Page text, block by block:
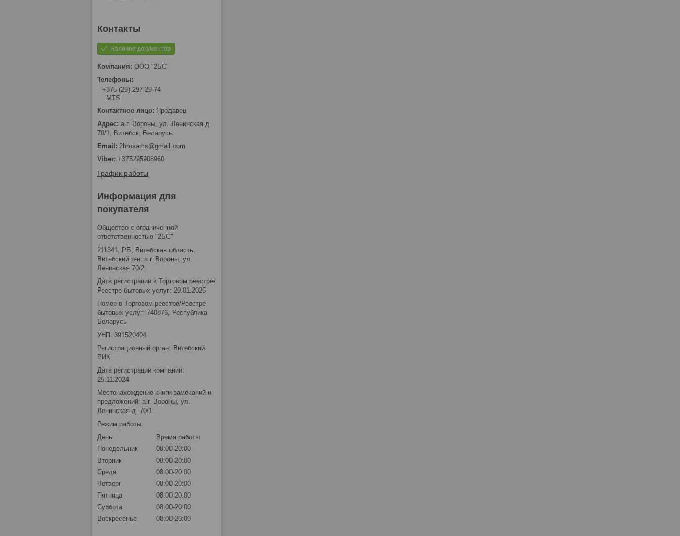
Наличие документов
ООО "2БС"
+375 (29) 297-29-74
MTS
Продавец
а.г. Вороны, ул. Ленинская д.
70/1, Витебск, Беларусь
2brosams@gmail.com
+375295908960
График работы
Информация для
покупателя
Общество с ограниченной
ответственностью "2БС"
211341, РБ, Витебская область,
Витебский р-н, а.г. Вороны, ул.
Ленинская 70/2
Дата регистрации в Торговом реестре/
Реестре бытовых услуг: 29.01.2025
Номер в Торговом реестре/Реестре
бытовых услуг: 740876, Республика
Беларусь
УНП: 391520404
Регистрационный орган: Витебский
РИК
Дата регистрации компании:
25.11.2024
Местонахождение книги замечаний и
предложений: а.г. Вороны, ул.
Ленинская д. 70/1
Режим работы:
День
Время работы
Понедельник
08:00-20:00
Вторник
08:00-20:00
Среда
08:00-20:00
Четверг
08:00-20:00
Пятница
08:00-20:00
Суббота
08:00-20:00
Воскресенье
08:00-20:00